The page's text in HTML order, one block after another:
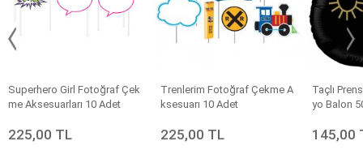
Superhero Girl Fotoğraf Çek
me Aksesuarları 10 Adet
225,00 TL
Trenlerim Fotoğraf Çekme A
ksesuarı 10 Adet
225,00 TL
Taçlı
yo Balon
145,00